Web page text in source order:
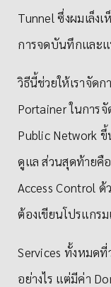
Tunnel ซึ่งผมเล็ง
การจดบันทึกและ
วิธีนี้ช่วยให้เราจัดก
Portainer ในการ
Public Network
ดูแล ส่วนสุดท้ายคื
Access Control ด้
ต้องเขียนโปรแกร
Services ทั้งหมดที่
อย่างไร แต่มีค่า